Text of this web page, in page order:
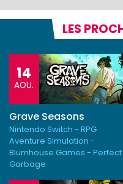
LES
14
AOU.
Grave Seasons
Nintendo Switch - RPG
Aventure Simulation -
Blumhouse Games - Perfect
Garbage